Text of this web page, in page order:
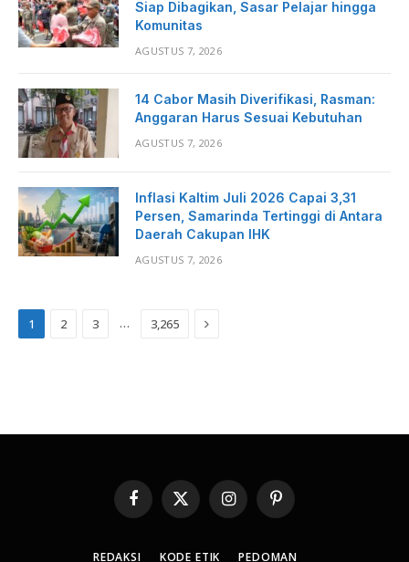
Siap Dibagikan, Sasar Pelajar hingga
Komunitas
AGUSTUS 7, 2026
14 Cabor Masih Diverifikasi, Rasman:
Anggaran Harus Sesuai Kebutuhan
AGUSTUS 7, 2026
Inflasi Kaltim Juli 2026 Capai 3,31
Persen, Samarinda Tertinggi di Antara
Daerah Cakupan IHK
AGUSTUS 7, 2026
1 2 3 … 3,265 Next
Facebook
X
(Twitter)
InstagramPinterest
REDAKSI KODE ETIK PEDOMAN